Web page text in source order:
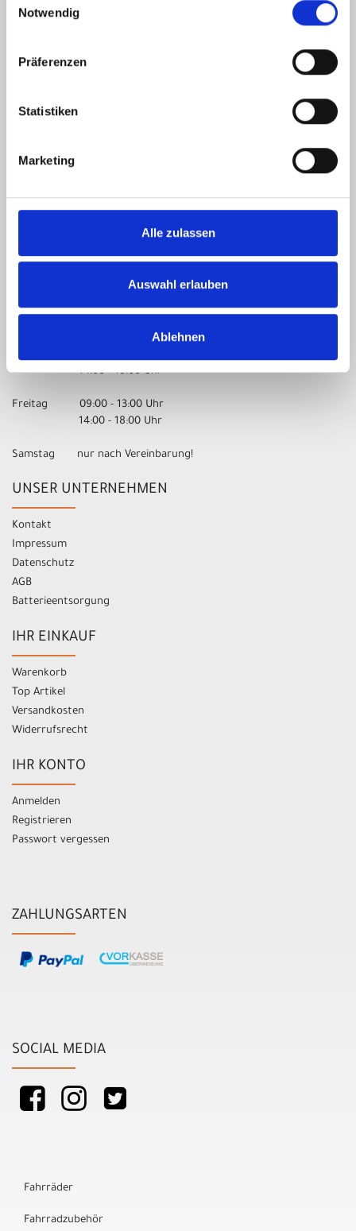
Notwendig
Präferenzen
Statistiken
Marketing
Alle zulassen
Auswahl erlauben
Ablehnen
Gelderner Fahrradprofi
47608 Geldern
Tel.: 02831 9772041
14:00 - 18:00 Uhr
14:00 - 18:00 Uhr
14:00 - 18:00 Uhr
Freitag 09:00 - 13:00 Uhr
14:00 - 18:00 Uhr
Samstag nur nach Vereinbarung!
UNSER UNTERNEHMEN
Kontakt
Impressum
Datenschutz
AGB
Batterieentsorgung
IHR EINKAUF
Warenkorb
Top Artikel
Versandkosten
Widerrufsrecht
IHR KONTO
Anmelden
Registrieren
Passwort vergessen
ZAHLUNGSARTEN
SOCIAL MEDIA
Fahrräder
Fahrradzubehör